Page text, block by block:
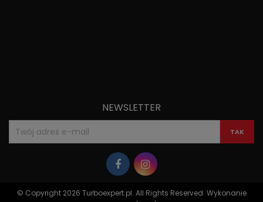
NEWSLETTER
© Copyright 2026 Turboexpert.pl. All Rights Reserved. Wykonanie